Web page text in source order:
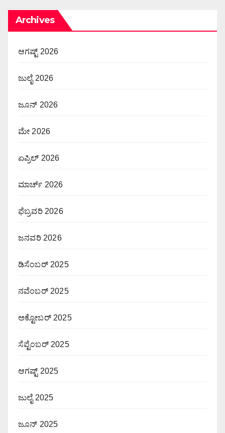
Archives
ಆಗಷ್ಟ್ 2026
ಜುಲೈ 2026
ಜೂನ್ 2026
ಮೇ 2026
ಏಪ್ರಿಲ್ 2026
ಮಾರ್ಚ್ 2026
ಫೆಬ್ರವರಿ 2026
ಜನವರಿ 2026
ಡಿಸೆಂಬರ್ 2025
ನವೆಂಬರ್ 2025
ಅಕ್ಟೋಬರ್ 2025
ಸೆಪ್ಟೆಂಬರ್ 2025
ಆಗಷ್ಟ್ 2025
ಜುಲೈ 2025
ಜೂನ್ 2025